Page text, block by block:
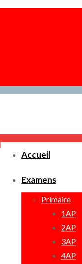
Accueil
Examens
Primaire
1AP
2AP
3AP
4AP